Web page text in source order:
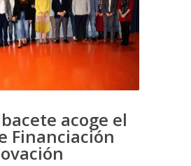
acoge el
Financiación